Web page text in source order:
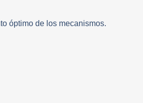
óptimo de los mecanismos.